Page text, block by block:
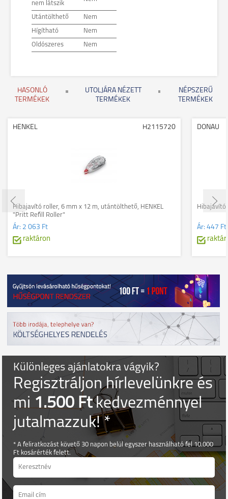
nem látszik
Utántölthető Nem
Hígítható Nem
Oldószeres Nem
HASONLÓ
TERMÉKEK
UTOLJÁRA NÉZETT
TERMÉKEK
NÉPSZERŰ
TERMÉKEK
HENKEL H2115720
Hibajavító roller, 6 mm x 12 m, utántölthető, HENKEL
"Pritt Refill Roller"
Ár: 2 063 Ft
raktáron
DONAU
Hibajavító
Ár: 447 Ft
Különleges ajánlatokra vágyik?
Regisztráljon hírlevelünkre és
mi1.500 Ftkedvezménnyel
jutalmazzuk! *
* A feliratkozást követő 30 napon belül egyszer használható fel 10.000
Ft kosárérték felett.